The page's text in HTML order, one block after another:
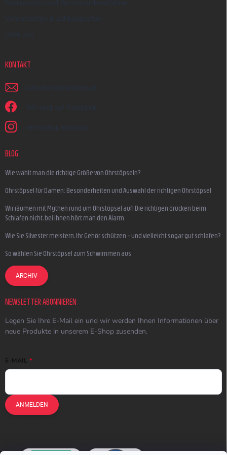
Reklamation und Beschwerdeverfahren
Versandarten & Zahlungsarten
Über uns
KONTAKT
schreiben @ earplugs.at
Wir sind auf Facebook!
earmazing_earplugs
BLOG
Wie wählt man die richtige Größe von Ohrstöpseln?
Ohrstöpsel für Damen: Besonderheiten und Auswahl der richtigen Ohrstöpsel
Wir räumen mit Mythen rund um Ohrstöpsel auf! Die richtigen drücken beim
Schlafen nicht, bei ihnen hört man den Alarm
Wie Sie Silvester meistern, Ihr Gehör schützen – und vielleicht sogar gut schlafen?
So wählen Sie Ohrstöpsel zum Schwimmen aus
ARCHIV
NEWSLETTER ABONNIEREN
Legen Sie Ihre E-Mail ein und wir werden Ihnen Informationen über
neue Produkte in unserem E-Shop zusenden.
E-MAIL
ANMELDEN